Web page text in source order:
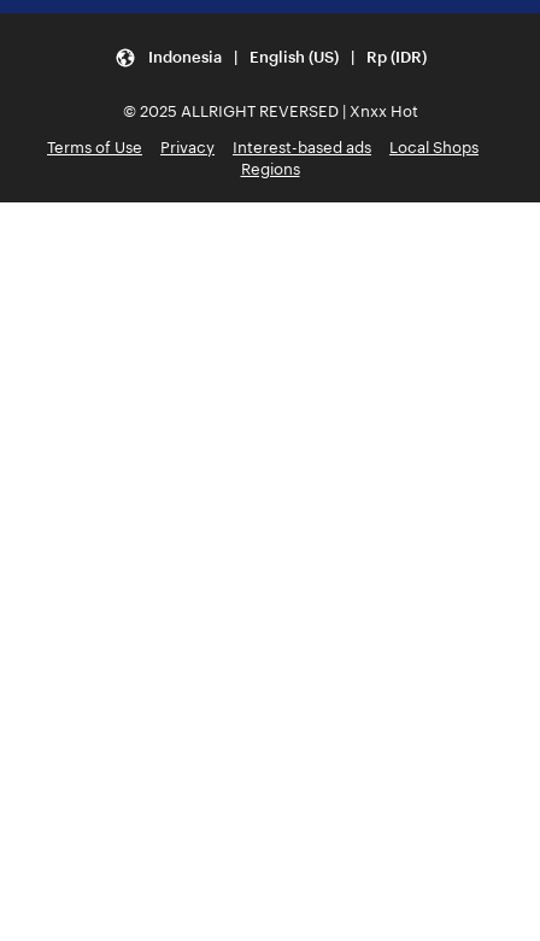
Indonesia | English (US) | Rp (IDR)
© 2025 ALLRIGHT REVERSED | Xnxx Hot
Terms of Use
Privacy Interest-based ads
Local Shops
Regions